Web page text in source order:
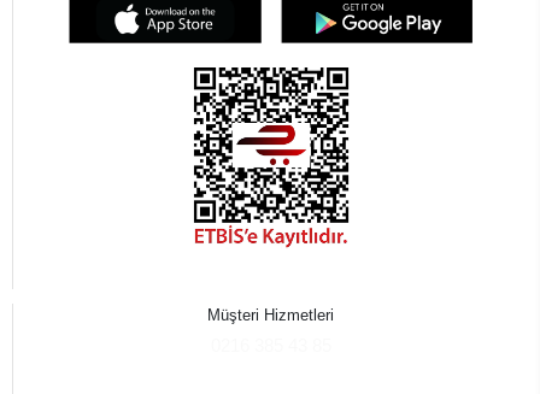
Müşteri Hizmetleri